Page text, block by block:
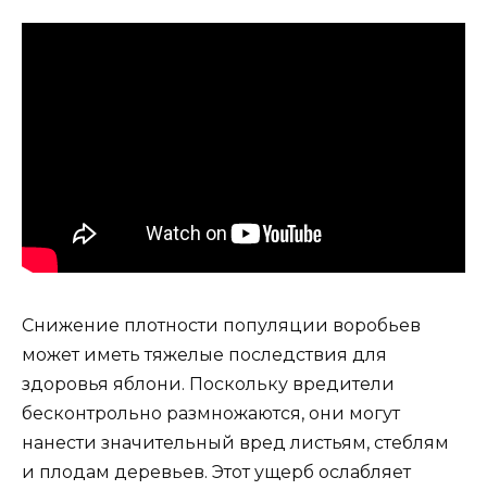
Снижение плотности популяции воробьев
может иметь тяжелые последствия для
здоровья яблони. Поскольку вредители
бесконтрольно размножаются, они могут
нанести значительный вред листьям, стеблям
и плодам деревьев. Этот ущерб ослабляет